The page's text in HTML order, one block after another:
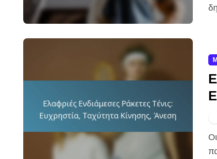
Οι ελαφριές ενδιάμεσες ρακέτες τένις είναι ιδανικές για